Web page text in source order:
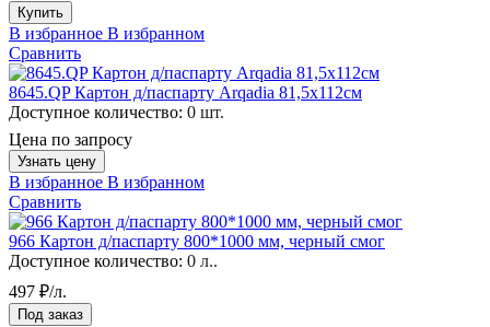
Купить
В избранное В избранном
Сравнить
8645.QP Картон д/паспарту Arqadia 81,5х112см
Доступное количество: 0 шт.
Цена по запросу
Узнать цену
В избранное В избранном
Сравнить
966 Картон д/паспарту 800*1000 мм, черный смог
Доступное количество: 0 л..
497 ₽/л.
Под заказ